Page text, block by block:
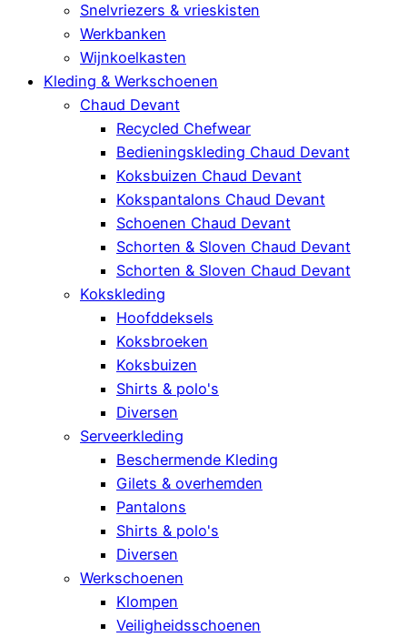
Snelvriezers & vrieskisten
Werkbanken
Wijnkoelkasten
Kleding & Werkschoenen
Chaud Devant
Recycled Chefwear
Bedieningskleding Chaud Devant
Koksbuizen Chaud Devant
Kokspantalons Chaud Devant
Schoenen Chaud Devant
Schorten & Sloven Chaud Devant
Schorten & Sloven Chaud Devant
Kokskleding
Hoofddeksels
Koksbroeken
Koksbuizen
Shirts & polo's
Diversen
Serveerkleding
Beschermende Kleding
Gilets & overhemden
Pantalons
Shirts & polo's
Diversen
Werkschoenen
Klompen
Veiligheidsschoenen